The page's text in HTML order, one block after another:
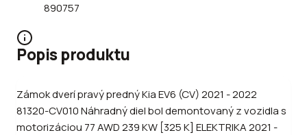
890757
Popis produktu
Zámok dverí pravý predný Kia EV6 (CV) 2021 - 2022
81320-CV010 Náhradný diel bol demontovaný z vozidla s
motorizáciou 77 AWD 239 KW [325 K] ELEKTRIKA 2021 -